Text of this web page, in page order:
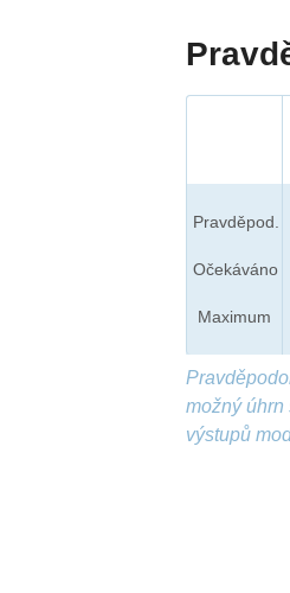
Pravděpod.
Očekáváno
Maximum
možný úhrn
výstupů